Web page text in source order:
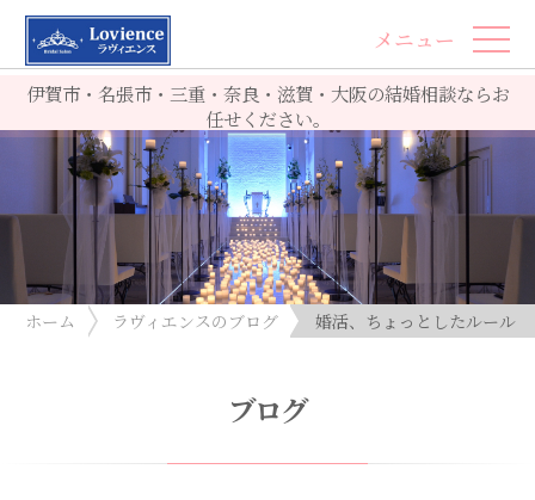
伊賀市・名張市・三重・奈良・滋賀・大阪の結婚相談ならお
任せください。
メニュー
ホーム ラヴィエンスのブログ 婚活、ちょっとしたルール
ブログ